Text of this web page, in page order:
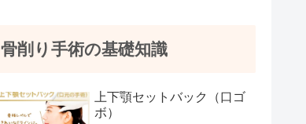
骨削り手術の基礎知識
上下顎セットバック（口ゴ
ボ）